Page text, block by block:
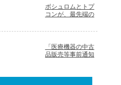
ボシュロムとトプ
コンが、最先端の
「医療機器の中古
品販売等事前通知